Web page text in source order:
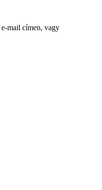
e-mail címen, vagy